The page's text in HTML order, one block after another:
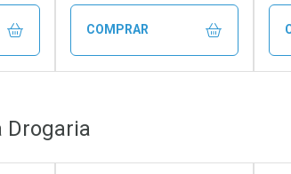
COMPRAR
Laboratório
Por Menos
Drogaria